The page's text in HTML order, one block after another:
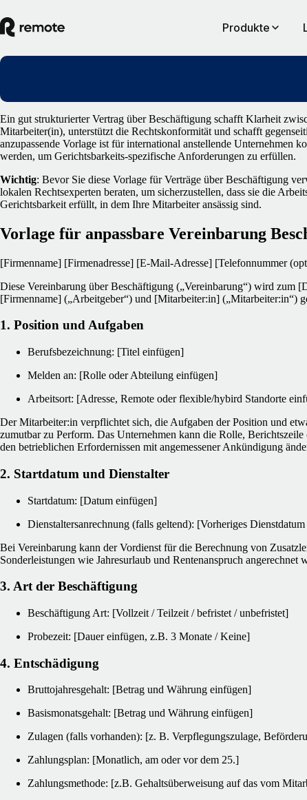
Produkte
Ein gut strukturierter Vertrag über Beschäftigung schafft Klarheit
Mitarbeiter(in), unterstützt die Rechtskonformität und schafft
anzupassende Vorlage ist für international anstellende Unternehmen
werden, um Gerichtsbarkeits-spezifische Anforderungen zu erfüllen.
Wichtig: Bevor Sie diese Vorlage für Verträge über Beschäftigung
lokalen Rechtsexperten beraten, um sicherzustellen, dass sie die
Gerichtsbarkeit erfüllt, in dem Ihre Mitarbeiter ansässig sind.
Vorlage für anpassbare Vereinbarung
[Firmenname] [Firmenadresse] [E-Mail-Adresse] [Telefonnummer
Diese Vereinbarung über Beschäftigung („Vereinbarung“) wird zum
[Firmenname] („Arbeitgeber“) und [Mitarbeiter:in] („Mitarbeiter:in“)
1. Position und Aufgaben
Berufsbezeichnung: [Titel einfügen]
Melden an: [Rolle oder Abteilung einfügen]
Arbeitsort: [Adresse, Remote oder flexible/hybird Standorte
Der Mitarbeiter:in verpflichtet sich, die Aufgaben der Position und
zumutbar zu Perform. Das Unternehmen kann die Rolle, Berichtszeile
den betrieblichen Erfordernissen mit angemessener Ankündigung
2. Startdatum und Dienstalter
Startdatum: [Datum einfügen]
Dienstaltersanrechnung (falls geltend): [Vorheriges
Bei Vereinbarung kann der Vordienst für die Berechnung von
Sonderleistungen wie Jahresurlaub und Rentenanspruch angerechnet
3. Art der Beschäftigung
Beschäftigung Art: [Vollzeit / Teilzeit / befristet / unbefristet]
Probezeit: [Dauer einfügen, z.B. 3 Monate / Keine]
4. Entschädigung
Bruttojahresgehalt: [Betrag und Währung einfügen]
Basismonatsgehalt: [Betrag und Währung einfügen]
Zulagen (falls vorhanden): [z. B. Verpflegungszulage,
Zahlungsplan: [Monatlich, am oder vor dem 25.]
Zahlungsmethode: [z.B. Gehaltsüberweisung auf das vom